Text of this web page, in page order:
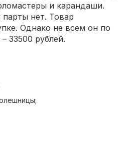
и карандаши.
нет. Товар
Однако не всем он по
33500 рублей.